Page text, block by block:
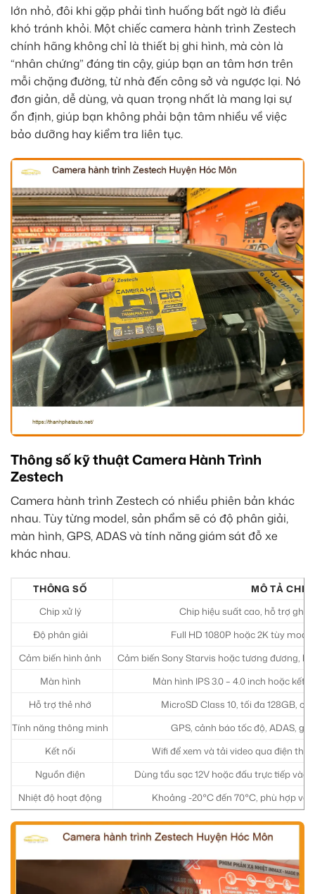
lớn nhỏ, đôi khi gặp phải tình huống bất ngờ là điều
khó tránh khỏi. Một chiếc camera hành trình Zestech
chính hãng không chỉ là thiết bị ghi hình, mà còn là
“nhân chứng” đáng tin cậy, giúp bạn an tâm hơn trên
mỗi chặng đường, từ nhà đến công sở và ngược lại. Nó
đơn giản, dễ dùng, và quan trọng nhất là mang lại sự
ổn định, giúp bạn không phải bận tâm nhiều về việc
bảo dưỡng hay kiểm tra liên tục.
Thông số kỹ thuật Camera Hành Trình
Zestech
Camera hành trình Zestech có nhiều phiên bản khác
nhau. Tùy từng model, sản phẩm sẽ có độ phân giải,
màn hình, GPS, ADAS và tính năng giám sát đỗ xe
khác nhau.
THÔNG SỐ
MÔ TẢ CHI
Chip xử lý
Chip hiệu suất cao, hỗ trợ ghi
Độ phân giải
Full HD 1080P hoặc 2K tùy
Cảm biến hình ảnh
Cảm biến Sony Starvis hoặc tương đương,
Màn hình
Màn hình IPS 3.0 – 4.0 inch hoặc kết
Hỗ trợ thẻ nhớ
MicroSD Class 10, tối đa 128GB,
Tính năng thông minh
GPS, cảnh báo tốc độ, ADAS,
Kết nối
Wifi để xem và tải video qua điện
Nguồn điện
Dùng tẩu sạc 12V hoặc đấu trực tiếp vào
Nhiệt độ hoạt động
Khoảng -20°C đến 70°C, phù hợp